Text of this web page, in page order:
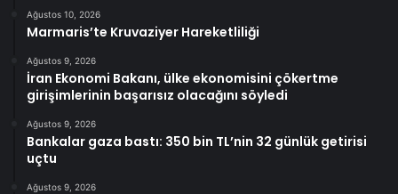
Ağustos 10, 2026
Marmaris’te Kruvaziyer Hareketliliği
Ağustos 9, 2026
İran Ekonomi Bakanı, ülke ekonomisini çökertme
girişimlerinin başarısız olacağını söyledi
Ağustos 9, 2026
Bankalar gaza bastı: 350 bin TL’nin 32 günlük getirisi
uçtu
Ağustos 9, 2026